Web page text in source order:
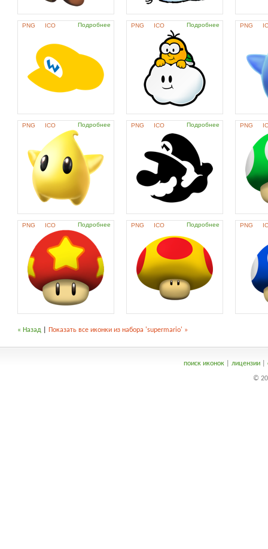
PNG ICO Подробнее PNG ICO Подробнее PNG
PNG ICO Подробнее PNG ICO Подробнее PNG
PNG ICO Подробнее PNG ICO Подробнее PNG
« Назад Показать все иконки из набора 'supermario' »
поиск иконок| лицензии|
©